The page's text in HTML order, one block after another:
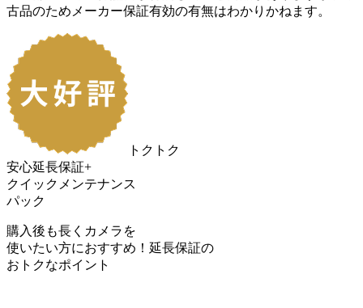
古品のためメーカー保証有効の有無はわかりかねます。
トクトク
安心延長保証+
クイックメンテナンス
パック
購入後も長くカメラを
使いたい方におすすめ！ 延長保証の
おトクなポイント